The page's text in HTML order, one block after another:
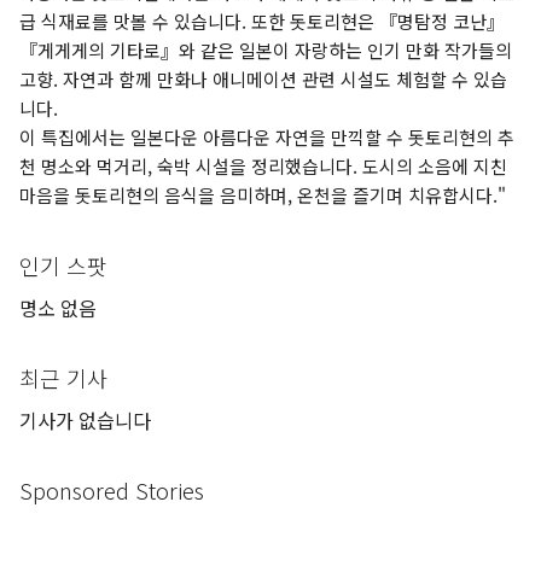
급 식재료를 맛볼 수 있습니다. 또한 돗토리현은 『명탐정 코난』
『게게게의 기타로』와 같은 일본이 자랑하는 인기 만화 작가들의
고향. 자연과 함께 만화나 애니메이션 관련 시설도 체험할 수 있습
니다.
이 특집에서는 일본다운 아름다운 자연을 만끽할 수 돗토리현의 추
천 명소와 먹거리, 숙박 시설을 정리했습니다. 도시의 소음에 지친
마음을 돗토리현의 음식을 음미하며, 온천을 즐기며 치유합시다."
인기 스팟
명소 없음
최근 기사
기사가 없습니다
Sponsored Stories